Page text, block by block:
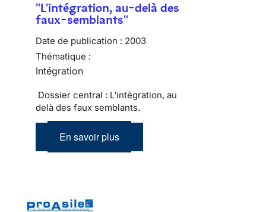
"L'intégration, au-delà des
faux-semblants"
Date de publication : 2003
Thématique :
Intégration
Dossier central : L'intégration, au
delà des faux semblants.
En savoir plus